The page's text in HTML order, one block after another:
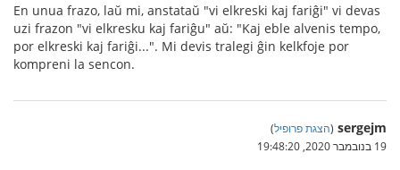
En unua frazo, laŭ mi, anstataŭ "vi elkreski kaj fariĝi" vi devas
uzi frazon "vi elkresku kaj fariĝu" aŭ: "Kaj eble alvenis tempo,
por elkreski kaj fariĝi...". Mi devis tralegi ĝin kelkfoje por
kompreni la sencon.
sergejm
(הצגת פרופיל)
19 בנובמבר 2020, 19:48:20